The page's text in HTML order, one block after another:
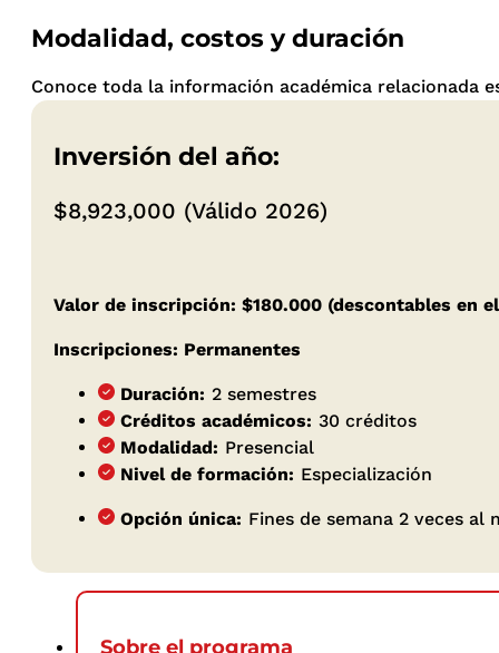
Modalidad, costos y duración
Conoce toda la información académica relacionada
Inversión del año:
$8,923,000 (Válido 2026)
Valor de inscripción: $180.000 (descontables en
Inscripciones: Permanentes
Duración: 2 semestres
Créditos académicos: 30 créditos
Modalidad: Presencial
Nivel de formación: Especialización
Opción única: Fines de semana 2 veces al
Sobre el programa